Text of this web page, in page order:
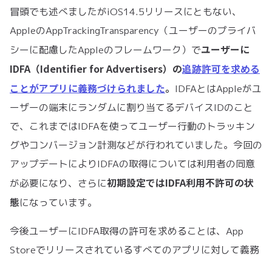
冒頭でも述べましたがiOS14.5リリースにともない、
AppleのAppTrackingTransparency（ユーザーのプライバ
シーに配慮したAppleのフレームワーク）でユーザーに
IDFA（Identifier for Advertisers）の追跡許可を求める
ことがアプリに義務づけられました。 IDFAとはAppleがユ
ーザーの端末にランダムに割り当てるデバイスIDのこと
で、これまではIDFAを使ってユーザー行動のトラッキン
グやコンバージョン計測などが行われていました。今回の
アップデートによりIDFAの取得については利用者の同意
が必要になり、さらに初期設定ではIDFA利用不許可の状
態になっています。
今後ユーザーにIDFA取得の許可を求めることは、App
Storeでリリースされているすべてのアプリに対して義務